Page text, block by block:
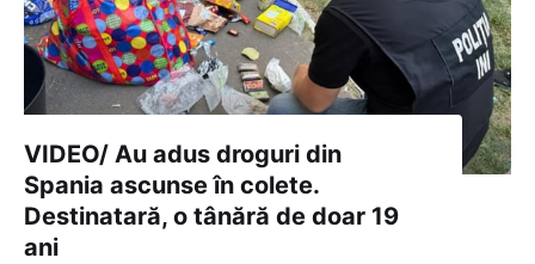
VIDEO/ Au adus droguri din
Spania ascunse în colete.
Destinatară, o tânără de doar 19
ani